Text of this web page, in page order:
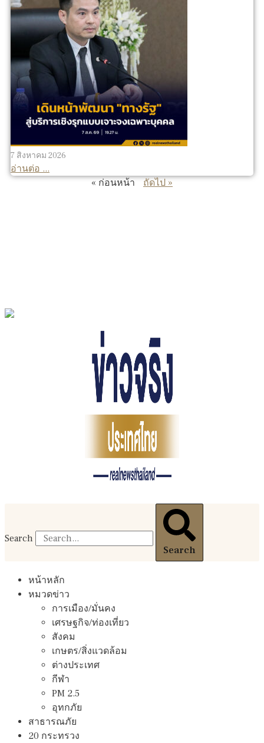
7 สิงหาคม 2026
อ่านต่อ ...
« ก่อนหน้า
ถัดไป »
Search
Search
หน้าหลัก
หมวดข่าว
การเมือง/มั่นคง
เศรษฐกิจ/ท่องเที่ยว
สังคม
เกษตร/สิ่งแวดล้อม
ต่างประเทศ
กีฬา
PM 2.5
อุทกภัย
สาธารณภัย
20 กระทรวง